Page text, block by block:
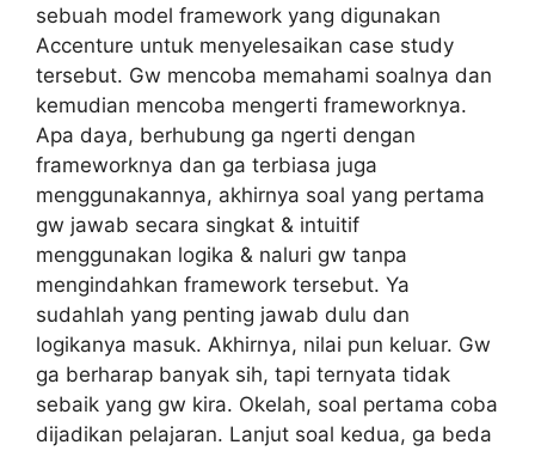
sebuah model framework yang digunakan
Accenture untuk menyelesaikan case study
tersebut. Gw mencoba memahami soalnya dan
kemudian mencoba mengerti frameworknya.
Apa daya, berhubung ga ngerti dengan
frameworknya dan ga terbiasa juga
menggunakannya, akhirnya soal yang pertama
gw jawab secara singkat & intuitif
menggunakan logika & naluri gw tanpa
mengindahkan framework tersebut. Ya
sudahlah yang penting jawab dulu dan
logikanya masuk. Akhirnya, nilai pun keluar. Gw
ga berharap banyak sih, tapi ternyata tidak
sebaik yang gw kira. Okelah, soal pertama coba
dijadikan pelajaran. Lanjut soal kedua, ga beda